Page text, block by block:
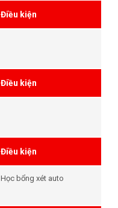
Điều kiện
Điều kiện
Điều kiện
Học bổng xét auto